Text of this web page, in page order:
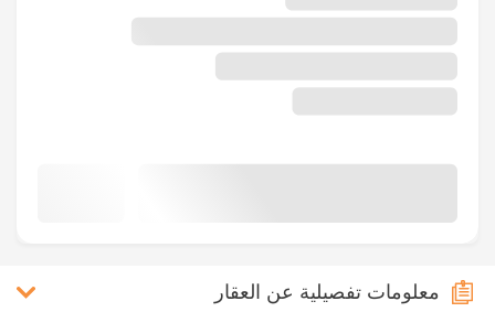
معلومات تفصيلية عن العقار